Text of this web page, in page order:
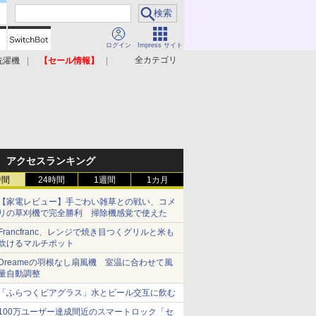
ログイン Impress サイト
全カテゴリ
濯機
【セール情報】
アクセスランキング
24時間 1週間 1カ月
家電レビュー】手ごわい雑草との戦い、コメ
の草刈機で完全勝利 掃除機感覚で使えた
、レンジで焼き目つくグリルと米も
けるマルチポット
の羽根なし扇風機 室温に合わせて風
自動調整
ふらつくビアグラス」水とビール交互に飲む
万ユーザー達成間近のスマートロック「セ